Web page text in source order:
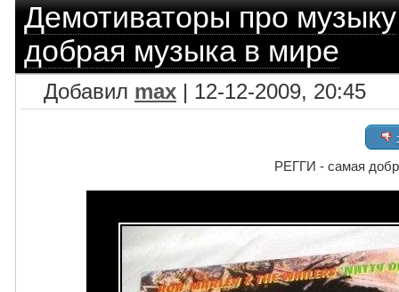
Демотиваторы про музыку
добрая музыка в мире
Добавил max | 12-12-2009, 20:45
РЕГГИ - самая